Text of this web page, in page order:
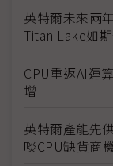
英特爾未來兩
Titan Lake如
CPU重返AI運
增
英特爾產能先
啖CPU缺貨商